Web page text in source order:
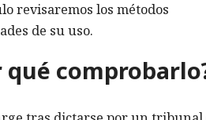
revisaremos los métodos
de su uso.
qué